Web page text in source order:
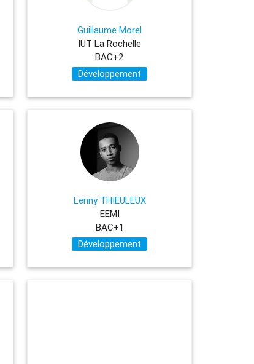
Guillaume Morel
IUT La Rochelle
BAC+2
Développement
Lenny THIEULEUX
EEMI
BAC+1
Développement